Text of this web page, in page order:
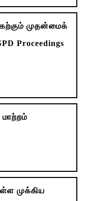
முதன்மைக்
Proceedings
மாற்றம்
முக்கிய